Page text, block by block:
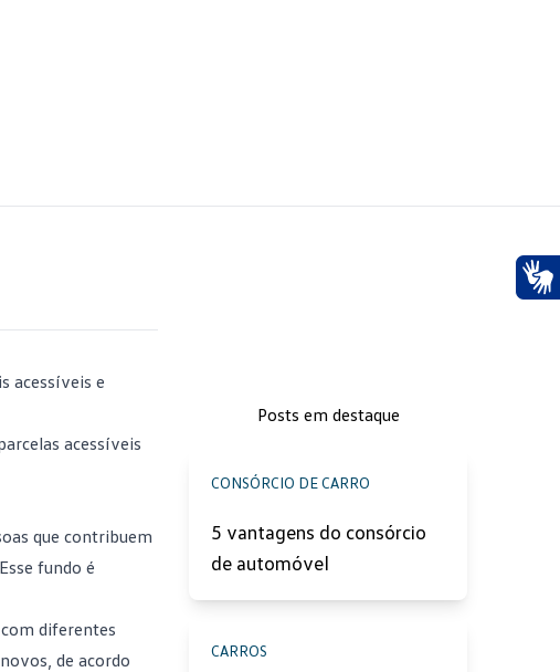
acessíveis e
acessíveis
que contribuem
fundo é
diferentes
, de acordo
Posts em destaque
CONSÓRCIO DE CARRO
5 vantagens do consórcio
de automóvel
CARROS